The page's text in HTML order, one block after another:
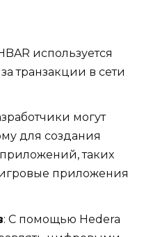
используется
транзакции в сети
могут
для создания
таких
приложения
: С помощью Hedera